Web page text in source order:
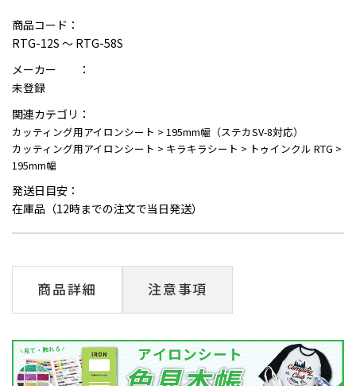
商品コード：
RTG-12S ～ RTG-58S
メーカー ：
未登録
関連カテゴリ：
カッティング用アイロンシート > 195mm幅（ステカSV-8対応）
カッティング用アイロンシート > キラキラシート > トゥインクル RTG >
195mm幅
発送日目安：
在庫品（12時までの注文で当日発送）
商品詳細 注意事項